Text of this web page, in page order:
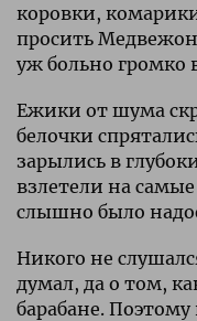
коровки,
просить
уж больно громко
Ежики от шума
белочки
зарылись в
взлетели на
слышно было
Никого не
думал, да о том,
барабане.